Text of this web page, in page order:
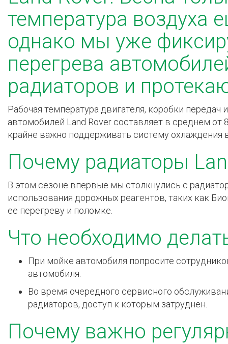
температура воздуха
однако мы уже
перегрева
радиаторов и
Рабочая температура двигателя, коробки передач
автомобилей Land Rover составляет в среднем от
крайне важно поддерживать систему охлаждения
Почему радиаторы
В этом сезоне впервые мы столкнулись с
использования дорожных реагентов, таких как
ее перегреву и поломке.
Что необходимо
При мойке автомобиля попросите
автомобиля.
Во время очередного сервисного
радиаторов, доступ к которым затруднен.
Почему важно